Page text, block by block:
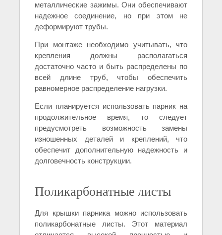
металлические зажимы. Они обеспечивают
надежное соединение, но при этом не
деформируют трубы.
При монтаже необходимо учитывать, что
крепления должны располагаться
достаточно часто и быть распределены по
всей длине труб, чтобы обеспечить
равномерное распределение нагрузки.
Если планируется использовать парник на
продолжительное время, то следует
предусмотреть возможность замены
изношенных деталей и креплений, что
обеспечит дополнительную надежность и
долговечность конструкции.
Поликарбонатные листы
Для крышки парника можно использовать
поликарбонатные листы. Этот материал